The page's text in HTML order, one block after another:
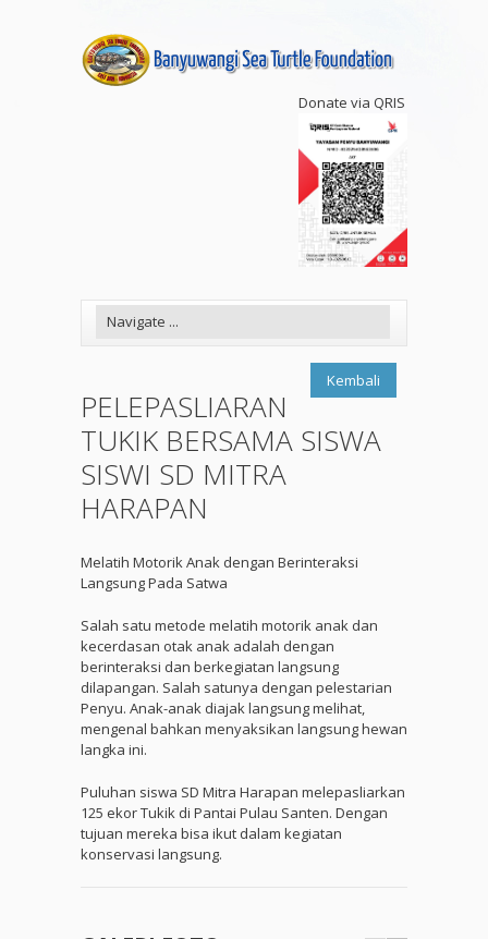
Donate via QRIS
Kembali
PELEPASLIARAN
TUKIK BERSAMA SISWA
SISWI SD MITRA
HARAPAN
Melatih Motorik Anak dengan Berinteraksi
Langsung Pada Satwa
Salah satu metode melatih motorik anak dan
kecerdasan otak anak adalah dengan
berinteraksi dan berkegiatan langsung
dilapangan. Salah satunya dengan pelestarian
Penyu. Anak-anak diajak langsung melihat,
mengenal bahkan menyaksikan langsung hewan
langka ini.
Puluhan siswa SD Mitra Harapan melepasliarkan
125 ekor Tukik di Pantai Pulau Santen. Dengan
tujuan mereka bisa ikut dalam kegiatan
konservasi langsung.